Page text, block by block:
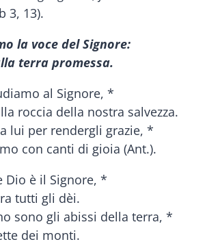
3, 13).
la voce del Signore:
terra promessa.
al Signore, *
roccia della nostra salvezza.
lui per rendergli grazie, *
con canti di gioia (Ant.).
Dio è il Signore, *
tutti gli dèi.
sono gli abissi della terra, *
dei monti.